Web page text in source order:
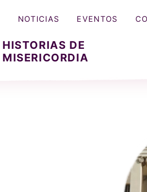
HISTORIAS DE
MISERICORDIA
NOTICIAS EVENTOS